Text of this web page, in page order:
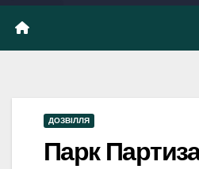
ДОЗВІЛЛЯ
Парк